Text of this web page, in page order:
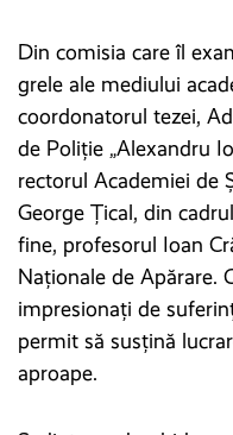
Din comisia care îl
grele ale mediului
coordonatorul tezei,
de Poliție „Alexandru
rectorul Academiei de
George Țical, din
fine, profesorul Ioan
Naționale de Apărare.
impresionați de
permit să susțină
aproape.